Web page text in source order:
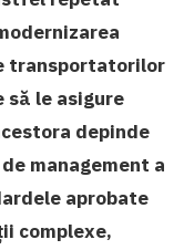
transportatorilor
să le asigure
depinde
management a
aprobate
complexe,